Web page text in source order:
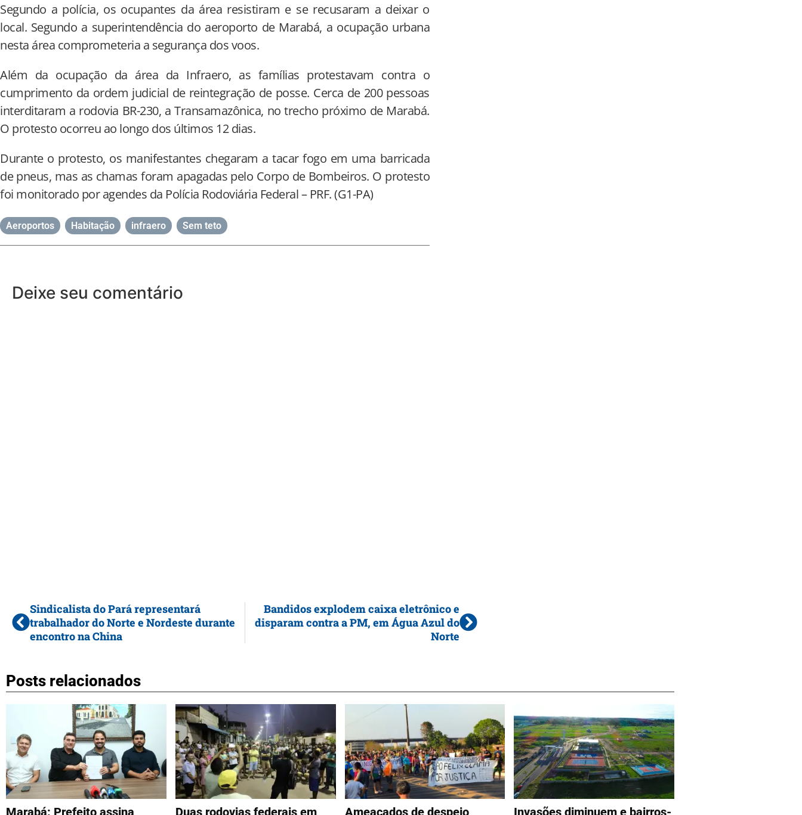
Segundo a polícia, os ocupantes da área resistiram e se recusaram a deixar o
local. Segundo a superintendência do aeroporto de Marabá, a ocupação urbana
nesta área comprometeria a segurança dos voos.
Além da ocupação da área da Infraero, as famílias protestavam contra o
cumprimento da ordem judicial de reintegração de posse. Cerca de 200 pessoas
interditaram a rodovia BR-230, a Transamazônica, no trecho próximo de Marabá.
O protesto ocorreu ao longo dos últimos 12 dias.
Durante o protesto, os manifestantes chegaram a tacar fogo em uma barricada
de pneus, mas as chamas foram apagadas pelo Corpo de Bombeiros. O protesto
foi monitorado por agendes da Polícia Rodoviária Federal – PRF. (G1-PA)
Aeroportos Habitação infraero Sem teto
Deixe seu comentário
Sindicalista do Pará representará
trabalhador do Norte e Nordeste durante
encontro na China
Bandidos explodem caixa eletrônico e
disparam contra a PM, em Água Azul do
Norte
Posts relacionados
Marabá: Prefeito assina Duas rodovias federais em Ameaçados de despejo, Invasões diminuem e bairros-